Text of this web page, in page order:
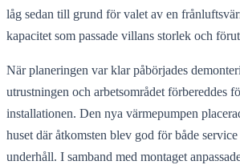
låg sedan till grund för valet av en
kapacitet som passade villans storlek och
När planeringen var klar påbörjades
utrustningen och arbetsområdet förbereddes
installationen. Den nya värmepumpen
huset där åtkomsten blev god för både
underhåll. I samband med montaget